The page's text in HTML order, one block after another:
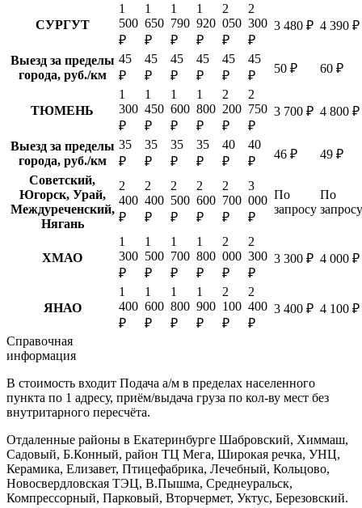
СУРГУТ
1
500
₽
1
650
₽
1
790
₽
1
920
₽
2
050
₽
2
300
₽
3 480 ₽ 4 390 ₽
Выезд за пределы
города, руб./км
45
₽
45
₽
45
₽
45
₽
45
₽
45
₽
50 ₽ 60 ₽
ТЮМЕНЬ
1
300
₽
1
450
₽
1
600
₽
1
800
₽
2
200
₽
2
750
₽
3 700 ₽ 4 800 ₽
Выезд за пределы
города, руб./км
35
₽
35
₽
35
₽
35
₽
40
₽
40
₽
46 ₽
49 ₽
Советский,
Югорск, Урай,
Междуреченский,
Нягань
2
400
₽
2
400
₽
2
500
₽
2
600
₽
2
700
₽
3
000
₽
По
запросу
По
запросу
ХМАО
1
300
₽
1
500
₽
1
700
₽
1
800
₽
2
000
₽
2
300
₽
3 300 ₽ 4 000 ₽
ЯНАО
1
400
₽
1
600
₽
1
800
₽
1
900
₽
2
100
₽
2
400
₽
3 400 ₽ 4 100 ₽
Справочная
информация
В стоимость входит Подача а/м в пределах населенного
пункта по 1 адресу, приём/выдача груза по кол-ву мест без
внутритарного пересчёта.
Отдаленные районы в Екатеринбурге Шабровский, Химмаш,
Садовый, Б.Конный, район ТЦ Мега, Широкая речка, УНЦ,
Керамика, Елизавет, Птицефабрика, Лечебный, Кольцово,
Новосвердловская ТЭЦ, В.Пышма, Среднеуральск,
Компрессорный, Парковый, Вторчермет, Уктус, Березовский.